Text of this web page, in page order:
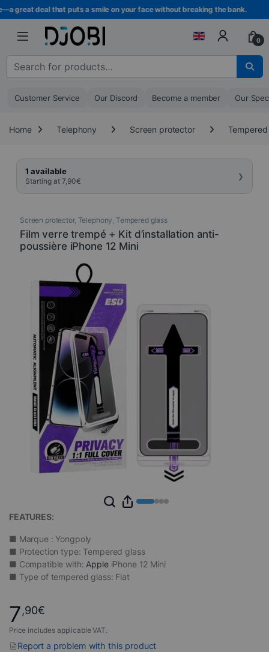
Skip to navigation
Skip to content
deal that puts a smile on your face without breaking the bank.
0
Search for :
Customer Service Our Discord Become a member Our
Home Telephony Screen protector
1 available
Starting at 7,90€ ›
Screen protector, Telephony, Tempered glass
Film verre trempé + Kit d’installation anti-
poussière iPhone 12 Mini
FEATURES:
■ Marque : Yongpoly
■ Protection type: Tempered glass
■ Compatible with: AppleiPhone 12 Mini
■ Type of tempered glass: Flat
7,90€
Price includes applicable VAT.
Report a problem with this product